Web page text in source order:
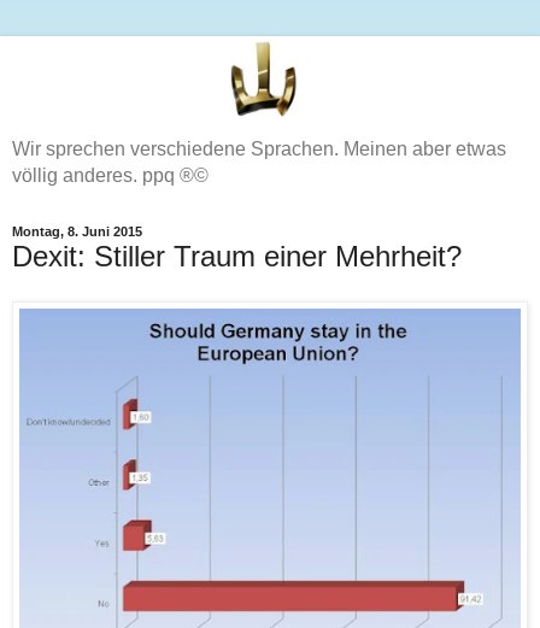
Wir sprechen verschiedene Sprachen. Meinen aber etwas
völlig anderes. ppq ®©
Montag, 8. Juni 2015
Dexit: Stiller Traum einer Mehrheit?